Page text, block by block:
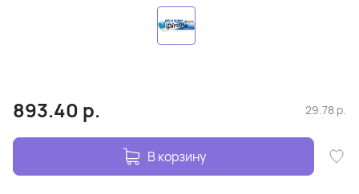
893.40 р. 29.78 р.
В корзину